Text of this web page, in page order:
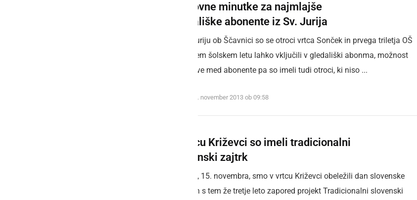
Lutkovne minutke za najmlajše
gledališke abonente iz Sv. Jurija
V Sv. Juriju ob Ščavnici so se otroci vrtca Sonček in prvega triletja OŠ
tudi v tem šolskem letu lahko vključili v gledališki abonma, možnost
vključitve med abonente pa so imeli tudi otroci, ki niso ...
sreda, 27. november 2013 ob 09:58
V vrtcu Križevci so imeli tradicionalni
slovenski zajtrk
V petek, 15. novembra, smo v vrtcu Križevci obeležili dan slovenske
hrane in s tem že tretje leto zapored projekt Tradicionalni slovenski